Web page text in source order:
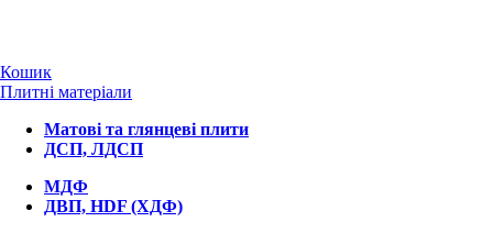
Кошик
Плитні матеріали
Матові та глянцеві плити
ДСП, ЛДСП
МДФ
ДВП, HDF (ХДФ)